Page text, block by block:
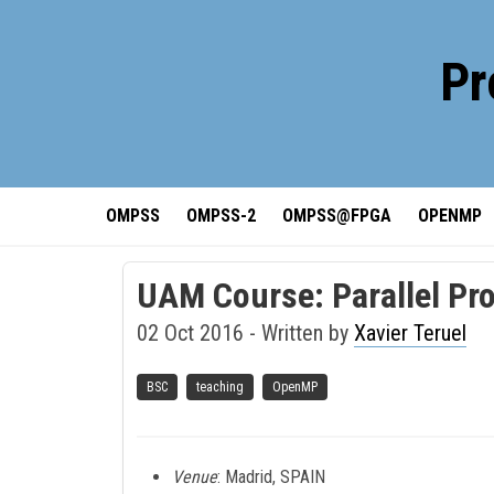
OMPSS OMPSS-2 OMPSS@FPGA OPENMP
UAM Course: Parallel
02 Oct 2016 - Written by Xavier Teruel
BSC teaching OpenMP
Venue: Madrid, SPAIN